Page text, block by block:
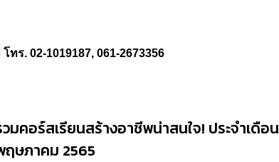
โทร. 02-1019187, 061-2673356
มคอร์สเรียนสร้างอาชีพน่าสนใจ! ประจำเดือน
ฤษภาคม 2565